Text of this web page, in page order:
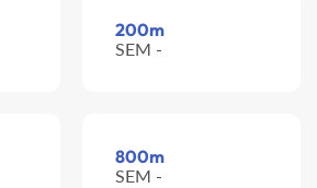
200m
SEM -
800m
SEM -